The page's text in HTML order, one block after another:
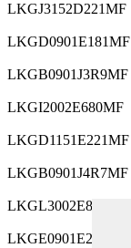
LKGJ3152D221MF
LKGD0901E181MF
LKGB0901J3R9MF
LKGI2002E680MF
LKGD1151E221MF
LKGB0901J4R7MF
LKGL3002E820MF
LKGE0901E221MF